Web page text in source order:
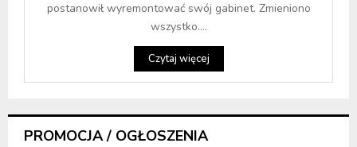
postanowił wyremontować swój gabinet. Zmieniono
wszystko....
Czytaj więcej
PROMOCJA / OGŁOSZENIA